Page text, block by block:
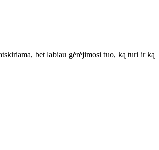
bet labiau gėrėjimosi tuo, ką turi ir ką